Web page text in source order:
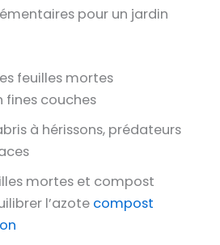
pour un jardin
feuilles mortes
fines couches
à hérissons, prédateurs
mortes et compost
l’azote compost